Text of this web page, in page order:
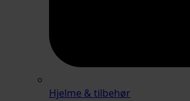
Hjelme & tilbehør